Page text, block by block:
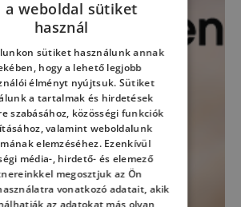
HUNGARIAN
a weboldal sütiket
használ
sütiket használunk annak
hogy a lehető legjobb
élményt nyújtsuk. Sütiket
a tartalmak és hirdetések
szabásához, közösségi funkciók
valamint weboldalunk
elemzéséhez. Ezenkívül
média-, hirdető- és elemező
megosztjuk az Ön
vonatkozó adatait, akik
az adatokat más olyan